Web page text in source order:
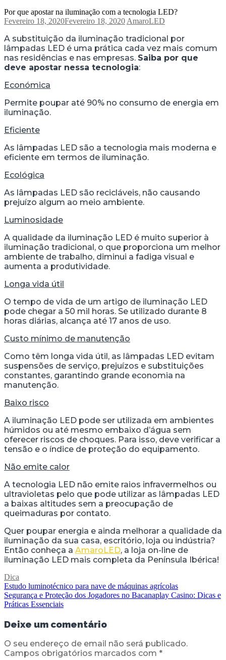
Por que apostar na iluminação com a tecnologia LED?
Fevereiro 18, 2020Fevereiro 18, 2020 AmaroLED
A substituição da iluminação tradicional por
lâmpadas LED é uma prática cada vez mais comum
nas residências e nas empresas. Saiba por que
deve apostar nessa tecnologia:
Económica
Permite poupar até 90% no consumo de energia em
iluminação.
Eficiente
As lâmpadas LED são a tecnologia mais moderna e
eficiente em termos de iluminação.
Ecológica
As lâmpadas LED são recicláveis, não causando
prejuízo algum ao meio ambiente.
Luminosidade
A qualidade da iluminação LED é muito superior à
iluminação tradicional, o que proporciona um melhor
ambiente de trabalho, diminui a fadiga visual e
aumenta a produtividade.
Longa vida útil
O tempo de vida de um artigo de iluminação LED
pode chegar a 50 mil horas. Se utilizado durante 8
horas diárias, alcança até 17 anos de uso.
Custo mínimo de manutenção
Como têm longa vida útil, as lâmpadas LED evitam
suspensões de serviço, prejuízos e substituições
constantes, garantindo grande economia na
manutenção.
Baixo risco
A iluminação LED pode ser utilizada em ambientes
húmidos ou até mesmo embaixo d’água sem
oferecer riscos de choques. Para isso, deve verificar a
tensão e o índice de proteção do equipamento.
Não emite calor
A tecnologia LED não emite raios infravermelhos ou
ultravioletas pelo que pode utilizar as lâmpadas LED
a baixas altitudes sem a preocupação de
queimaduras por contato.
Quer poupar energia e ainda melhorar a qualidade da
iluminação da sua casa, escritório, loja ou indústria?
Então conheça a AmaroLED, a loja on-line de
iluminação LED mais completa da Península Ibérica!
Dica
Navegação
de
artigos
Estudo luminotécnico para nave de máquinas agrícolas
Segurança e Proteção dos Jogadores no Bacanaplay Casino: Dicas e
Práticas Essenciais
Deixe um comentário
O seu endereço de email não será publicado.
Campos obrigatórios marcados com *